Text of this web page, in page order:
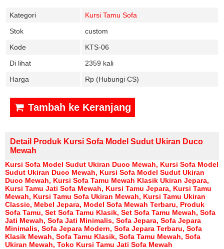
Kategori
Kursi Tamu Sofa
Stok
custom
Kode
KTS-06
Di lihat
2359 kali
Harga
Rp (Hubungi CS)
Tambah ke Keranjang
Detail Produk Kursi Sofa Model Sudut Ukiran Duco
Mewah
Kursi Sofa Model Sudut Ukiran Duco Mewah, Kursi Sofa Model
Sudut Ukiran Duco Mewah, Kursi Sofa Model Sudut Ukiran
Duco Mewah, Kursi Sofa Tamu Mewah Klasik Ukiran Jepara,
Kursi Tamu Jati Sofa Mewah, Kursi Tamu Jepara, Kursi Tamu
Mewah, Kursi Tamu Sofa Ukiran Mewah, Kursi Tamu Ukiran
Classic, Mebel Jepara, Model Sofa Mewah Terbaru, Produk
Sofa Tamu, Set Sofa Tamu Klasik, Set Sofa Tamu Mewah, Sofa
Jati Mewah, Sofa Jati Minimalis, Sofa Jepara, Sofa Jepara
Minimalis, Sofa Jepara Modern, Sofa Jepara Terbaru, Sofa
Klasik Mewah, Sofa Tamu Klasik, Sofa Tamu Mewah, Sofa
Ukiran Mewah, Toko Kursi Tamu Jati Sofa Mewah